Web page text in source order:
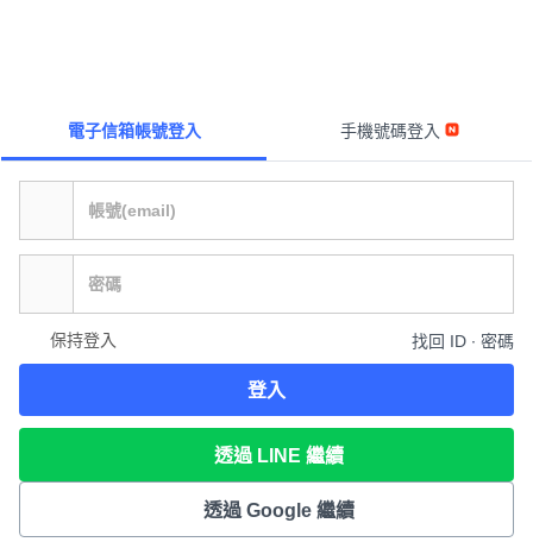
電子信箱帳號登入 手機號碼登入
保持登入 找回 ID ∙ 密碼
登入
透過 LINE 繼續
透過 Google 繼續